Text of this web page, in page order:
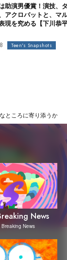
助演男優賞！演技、
アクロバットと、マ
現を究める【下川恭
Teen's Snapshots
ところに寄り添うか
News
News